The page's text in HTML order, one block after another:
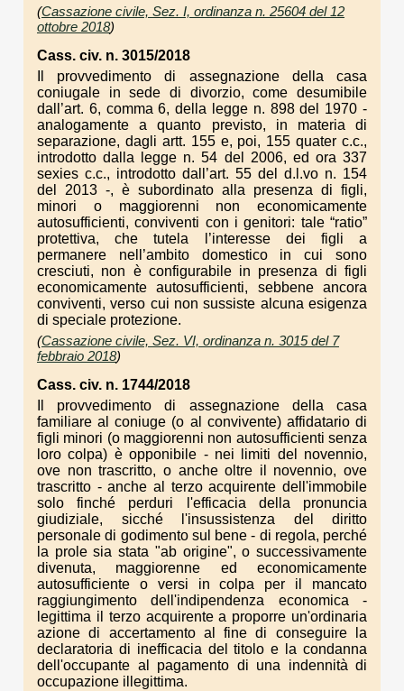
(Cassazione civile, Sez. I, ordinanza n. 25604 del 12
ottobre 2018)
Cass. civ. n. 3015/2018
Il provvedimento di assegnazione della casa
coniugale in sede di divorzio, come desumibile
dall’art. 6, comma 6, della legge n. 898 del 1970 -
analogamente a quanto previsto, in materia di
separazione, dagli artt. 155 e, poi, 155 quater c.c.,
introdotto dalla legge n. 54 del 2006, ed ora 337
sexies c.c., introdotto dall’art. 55 del d.l.vo n. 154
del 2013 -, è subordinato alla presenza di figli,
minori o maggiorenni non economicamente
autosufficienti, conviventi con i genitori: tale “ratio”
protettiva, che tutela l’interesse dei figli a
permanere nell’ambito domestico in cui sono
cresciuti, non è configurabile in presenza di figli
economicamente autosufficienti, sebbene ancora
conviventi, verso cui non sussiste alcuna esigenza
di speciale protezione.
(Cassazione civile, Sez. VI, ordinanza n. 3015 del 7
febbraio 2018)
Cass. civ. n. 1744/2018
Il provvedimento di assegnazione della casa
familiare al coniuge (o al convivente) affidatario di
figli minori (o maggiorenni non autosufficienti senza
loro colpa) è opponibile - nei limiti del novennio,
ove non trascritto, o anche oltre il novennio, ove
trascritto - anche al terzo acquirente dell'immobile
solo finché perduri l'efficacia della pronuncia
giudiziale, sicché l'insussistenza del diritto
personale di godimento sul bene - di regola, perché
la prole sia stata "ab origine", o successivamente
divenuta, maggiorenne ed economicamente
autosufficiente o versi in colpa per il mancato
raggiungimento dell'indipendenza economica -
legittima il terzo acquirente a proporre un'ordinaria
azione di accertamento al fine di conseguire la
declaratoria di inefficacia del titolo e la condanna
dell'occupante al pagamento di una indennità di
occupazione illegittima.